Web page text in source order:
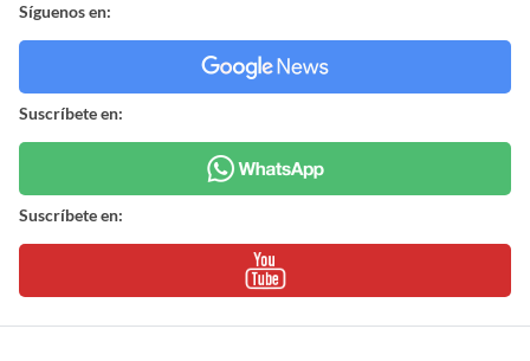
Síguenos en:
Suscríbete en:
Suscríbete en: